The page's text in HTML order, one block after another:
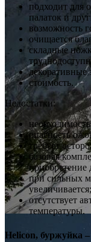
подходит для
палаток и
возможность
очищается
складные
стоимость.
Недостатки:
опасность
требует
базовая
приобретение
при сильных
увеличивается;
отсутствует
температуры.
Helicon, буржуйка